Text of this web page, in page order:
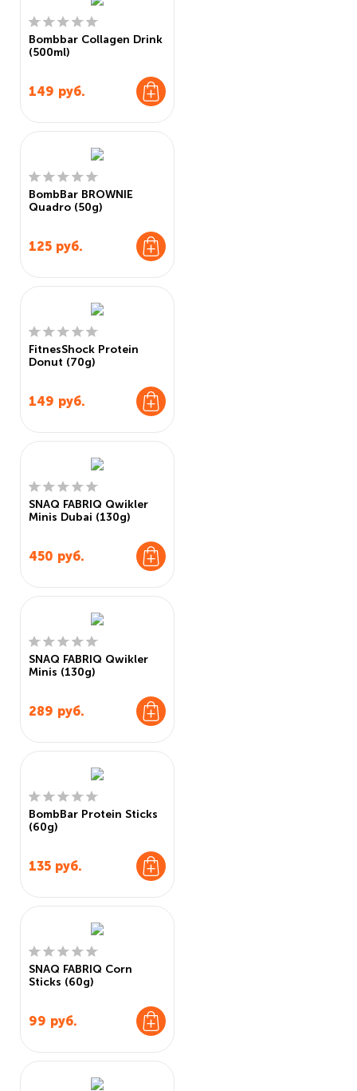
Bombbar Collagen Drink
(500ml)
149 руб.
BombBar BROWNIE
Quadro (50g)
125 руб.
FitnesShock Protein
Donut (70g)
149 руб.
SNAQ FABRIQ Qwikler
Minis Dubai (130g)
450 руб.
SNAQ FABRIQ Qwikler
Minis (130g)
289 руб.
BombBar Protein Sticks
(60g)
135 руб.
SNAQ FABRIQ Corn
Sticks (60g)
99 руб.